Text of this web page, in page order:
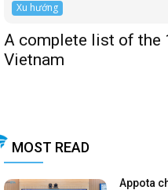
Xu hướng
A complete list of the
Vietnam
MOST READ
Appota